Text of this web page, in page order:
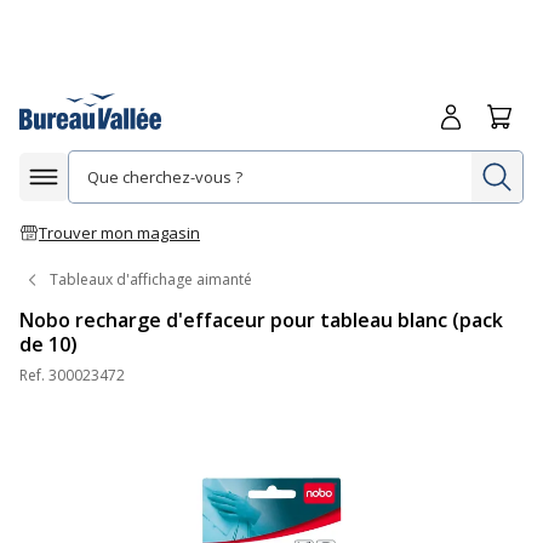
Afficher la navigation
Trouver mon magasin
Me
Tableaux d'affichage aimanté
Nobo recharge d'effaceur pour tableau blanc (pack
de 10)
Ref. 300023472